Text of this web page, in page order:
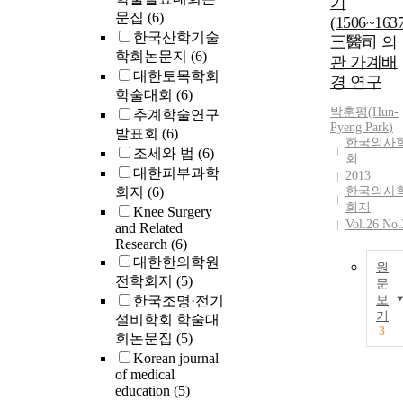
문집 (6)
한국산학기술
학회논문지 (6)
대한토목학회
학술대회 (6)
추계학술연구
발표회 (6)
조세와 법 (6)
대한피부과학
회지 (6)
Knee Surgery
and Related
Research (6)
대한한의학원
전학회지 (5)
한국조명·전기
설비학회 학술대
회논문집 (5)
Korean journal
of medical
education (5)
三醫司 의
관 가계배
경 연구
박훈평(Hun-
Pyeng Park)
한국의사
회
2013
한국의사
회지
Vol.26
원
문
보
기
3